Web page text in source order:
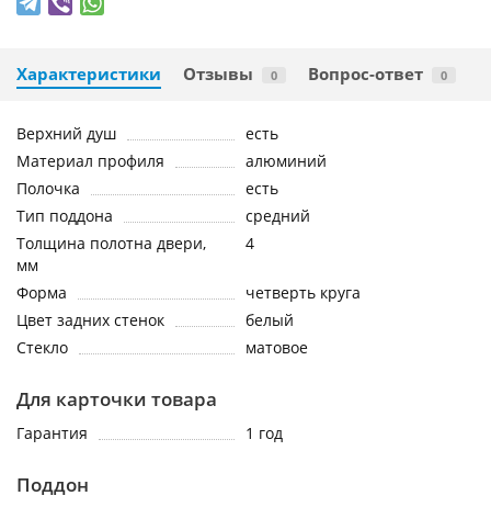
Характеристики Отзывы 0 Вопрос-ответ 0
Верхний душ
есть
Материал профиля
алюминий
Полочка
есть
Тип поддона
средний
Толщина полотна двери,
мм
4
Форма
четверть круга
Цвет задних стенок
белый
Стекло
матовое
Для карточки товара
Гарантия 1 год
Поддон